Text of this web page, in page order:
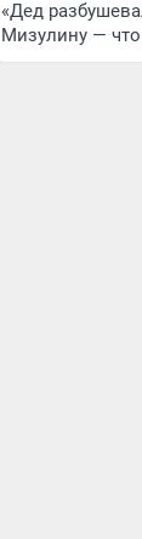
«Дед
Мизулину —